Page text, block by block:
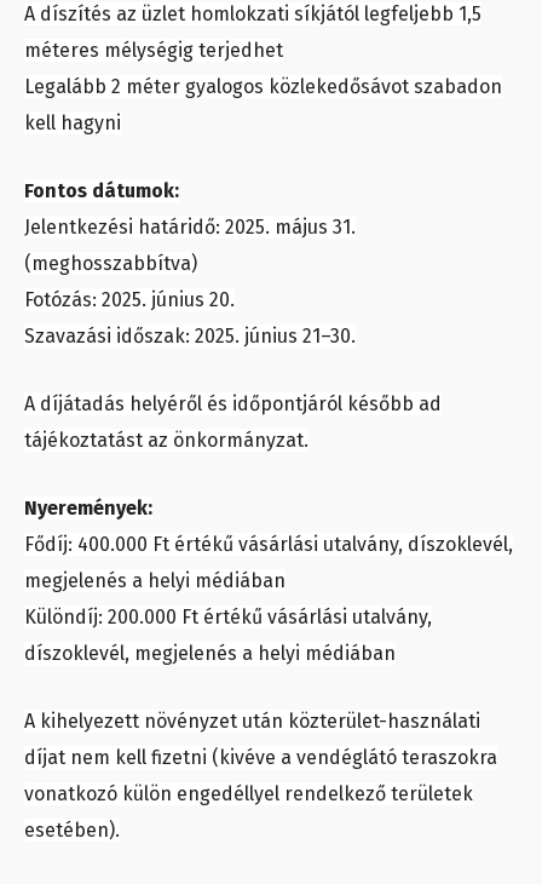
A díszítés az üzlet homlokzati síkjától legfeljebb 1,5
méteres mélységig terjedhet
Legalább 2 méter gyalogos közlekedősávot szabadon
kell hagyni
Fontos dátumok:
Jelentkezési határidő: 2025. május 31.
(meghosszabbítva)
Fotózás: 2025. június 20.
Szavazási időszak: 2025. június 21–30.
A díjátadás helyéről és időpontjáról később ad
tájékoztatást az önkormányzat.
Nyeremények:
Fődíj: 400.000 Ft értékű vásárlási utalvány, díszoklevél,
megjelenés a helyi médiában
Különdíj: 200.000 Ft értékű vásárlási utalvány,
díszoklevél, megjelenés a helyi médiában
A kihelyezett növényzet után közterület-használati
díjat nem kell fizetni (kivéve a vendéglátó teraszokra
vonatkozó külön engedéllyel rendelkező területek
esetében).